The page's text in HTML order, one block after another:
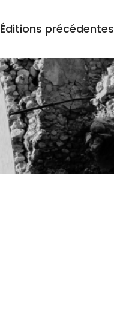
Éditions précédentes